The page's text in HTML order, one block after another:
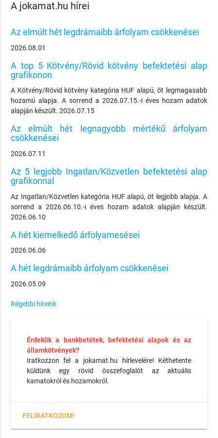
A jokamat.hu hírei
Az elmúlt hét legdrámaibb árfolyam csökkenései
2026.08.01
A top 5 Kötvény/Rövid kötvény befektetési alap
grafikonon
A Kötvény/Rövid kötvény kategória HUF alapú, öt legmagasabb
hozamú alapja. A sorrend a 2026.07.15.-i éves hozam adatok
alapján készült. 2026.07.15
Az elmúlt hét legnagyobb mértékű árfolyam
csökkenései
2026.07.11
Az 5 legjobb Ingatlan/Közvetlen befektetési alap
grafikonnal
Az Ingatlan/Közvetlen kategória HUF alapú, öt legjobb alapja. A
sorrend a 2026.06.10.-i éves hozam adatok alapján készült.
2026.06.10
A hét kiemelkedő árfolyamesései
2026.06.06
A hét legdrámaibb árfolyam csökkenései
2026.05.09
Régebbi híreink
Érdeklik a bankbetétek, befektetési alapok és az
államkötvények?
Iratkozzon fel a jokamat.hu hírlevelére! Kéthetente
küldünk egy rövid összefoglalót az aktuális
kamatokról és hozamokról.
FELIRATKOZOM!